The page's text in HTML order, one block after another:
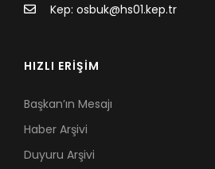
Kep: osbuk@hs01.kep.tr
HIZLI ERİŞİM
Başkan’ın Mesajı
Haber Arşivi
Duyuru Arşivi